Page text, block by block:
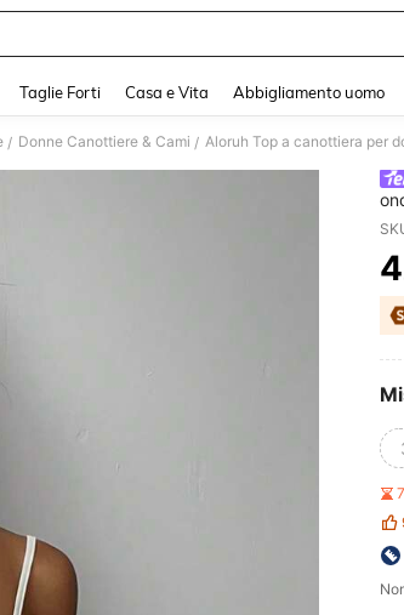
Taglie Forti Casa e Vita Abbigliamento uomo
/ Donne Canottiere & Cami / Aloruh Top a canottiera per
4